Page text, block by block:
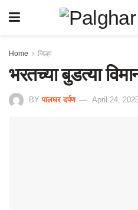
Home जिल्हा
भरतच्या बुडत्या
BY पालघर दर्पण April 24,